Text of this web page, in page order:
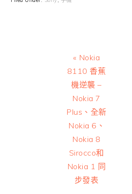
Previous
Post:
« Nokia
8110 香蕉
機逆襲 –
Nokia 7
Plus、全新
Nokia 6、
Nokia 8
Sirocco和
Nokia 1 同
步發表